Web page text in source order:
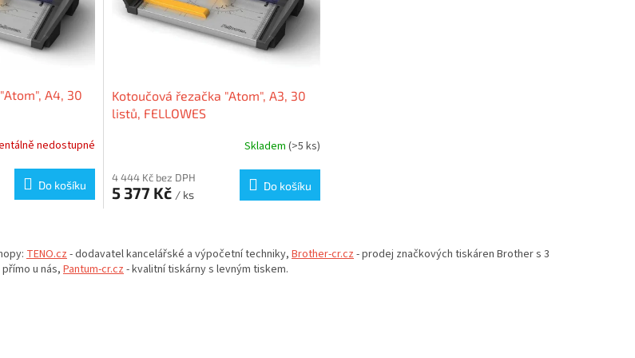
A4, 30
nedostupné
Do košíku
Kotoučová řezačka "Atom", A3, 30
listů, FELLOWES
Skladem (>5 ks)
4 444 Kč bez DPH
5 377 Kč / ks
Do košíku
v
l
á
TENO.cz- dodavatel kancelářské a výpočetní techniky, Brother-cr.cz- prodej značkových tiskáren Brother s 3
u nás, Pantum-cr.cz- kvalitní tiskárny s levným tiskem.